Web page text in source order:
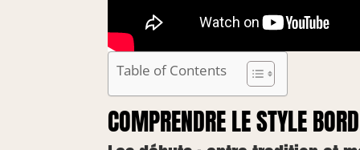
Table of Contents
COMPRENDRE LE STYLE